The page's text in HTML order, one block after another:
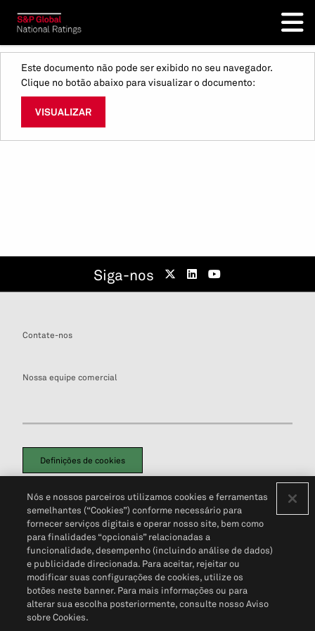
Este documento não pode ser exibido no seu navegador.
Clique no botão abaixo para visualizar o documento:
VISUALIZAR
Siga-nos
Contate-nos
Nossa equipe comercial
Definições de cookies
Política de PrivacidadePortal de privacidade do cliente (em inglês)
Não Venda Minhas Informações Pessoais© 2026 S&P Global
Nós e nossos parceiros utilizamos cookies e ferramentas
semelhantes (“Cookies”) conforme necessário para
fornecer serviços digitais e operar nosso site, bem como
para finalidades “opcionais” relacionadas a
funcionalidade, desempenho (incluindo análise de dados)
e publicidade direcionada. Para aceitar, rejeitar ou
modificar suas configurações de cookies, utilize os
botões neste banner. Para mais informações ou para
alterar sua escolha posteriormente, consulte nosso Aviso
sobre Cookies.